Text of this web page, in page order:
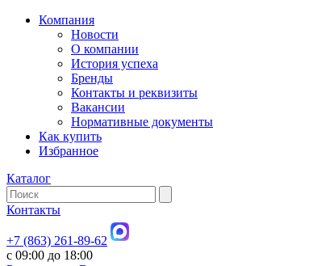
Компания
Новости
О компании
История успеха
Бренды
Контакты и реквизиты
Вакансии
Нормативные документы
Как купить
Избранное
Каталог
Контакты
+7 (863) 261-89-62
с 09:00 до 18:00